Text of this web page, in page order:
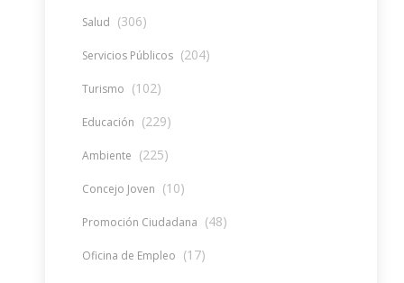
Salud (306)
Servicios Públicos (204)
Turismo (102)
Educación (229)
Ambiente (225)
Concejo Joven (10)
Promoción Ciudadana (48)
Oficina de Empleo (17)